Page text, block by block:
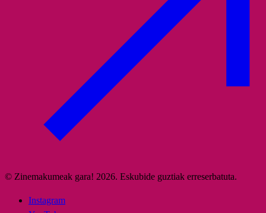
© Zinemakumeak gara! 2026. Eskubide guztiak erreserbatuta.
Instagram